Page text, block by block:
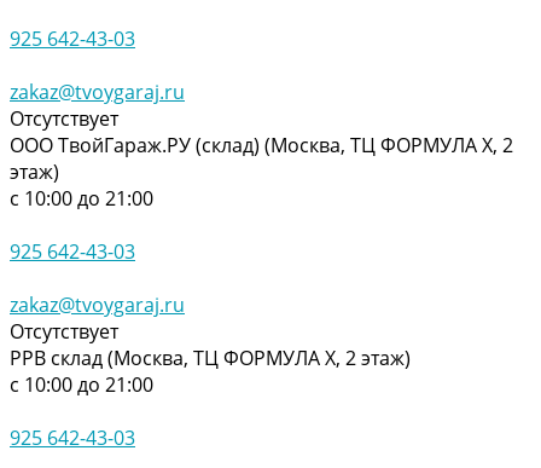
925 642-43-03
zakaz@tvoygaraj.ru
Отсутствует
ООО ТвойГараж.РУ (склад) (Москва, ТЦ ФОРМУЛА Х, 2
этаж)
с 10:00 до 21:00
925 642-43-03
zakaz@tvoygaraj.ru
Отсутствует
РРВ склад (Москва, ТЦ ФОРМУЛА Х, 2 этаж)
с 10:00 до 21:00
925 642-43-03